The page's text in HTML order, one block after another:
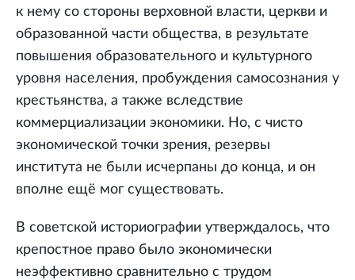
к нему со стороны верховной власти, церкви и
образованной части общества, в результате
повышения образовательного и культурного
уровня населения, пробуждения самосознания у
крестьянства, а также вследствие
коммерциализации экономики. Но, с чисто
экономической точки зрения, резервы
института не были исчерпаны до конца, и он
вполне ещё мог существовать.
В советской историографии утверждалось, что
крепостное право было экономически
неэффективно сравнительно с трудом